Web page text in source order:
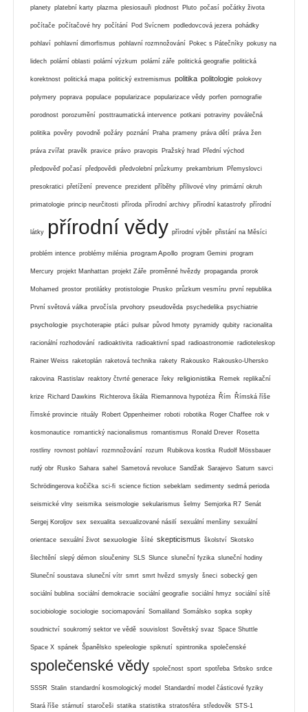
planety platební karty plazma plesiosauři plodnost Pluto počasí počátky života
počítače počítačové hry počítání Pod Svícnem podledovcová jezera pohádky
pohlaví pohlavní dimorfismus pohlavní rozmnožování Pokec s Pátečníky pokusy na
lidech polární oblasti polární výzkum polární záře politická geografie politická
korektnost politická mapa politický extremismus politika politologie polokovy
polymery poprava populace popularizace popularizace vědy porfen pornografie
porodnost porozumění posttraumatická intervence potkani potraviny poválečná
politika pověry povodně požáry poznání Praha prameny práva dětí práva žen
práva zvířat pravěk pravice právo pravopis Pražský hrad Přední východ
předpověď počasí předpovědi předvolební průzkumy prekambrium Přemyslovci
presokratici přetížení prevence prezident příběhy přílivové vlny primární okruh
primatologie princip neurčitosti příroda přírodní archivy přírodní katastrofy přírodní
látky přírodní vědy přírodní výběr přistání na Měsíci
problém intence problémy milénia program Apollo program Gemini program
Mercury projekt Manhattan projekt Záře proměnné hvězdy propaganda prorok
Mohamed prostor protilátky protistologie Prusko průzkum vesmíru první republika
První světová válka prvočísla prvohory pseudověda psychedelika psychiatrie
psychologie psychoterapie ptáci pulsar původ hmoty pyramidy qubity racionalita
racionální rozhodování radioaktivita radioaktivní spad radioastronomie radioteleskop
Rainer Weiss raketoplán raketová technika rakety Rakousko Rakousko-Uhersko
rakovina Rastislav reaktory čtvrté generace řeky religionistika Remek replikační
krize Richard Dawkins Richterova škála Riemannova hypotéza Řím Římská říše
římské provincie rituály Robert Oppenheimer roboti robotika Roger Chaffee rok v
kosmonautice romantický nacionalismus romantismus Ronald Drever Rosetta
rostliny rovnost pohlaví rozmnožování rozum Rubikova kostka Rudolf Mössbauer
rudý obr Rusko Sahara sahel Sametová revoluce Sandžak Sarajevo Saturn savci
Schrödingerova kočička sci-fi science fiction sebeklam sedimenty sedmá perioda
seismické vlny seismika seismologie sekularismus šelmy Semjorka R7 Senát
Sergej Koroljov sex sexualita sexualizované násilí sexuální menšiny sexuální
orientace sexuální život sexuologie šíité skepticismus školství Skotsko
šlechtění slepý démon sloučeniny SLS Slunce sluneční fyzika sluneční hodiny
Sluneční soustava sluneční vítr smrt smrt hvězd smysly šneci sobecký gen
sociální bublina sociální demokracie sociální geografie sociální hmyz sociální sítě
sociobiologie sociologie sociomapování Somaliland Somálsko sopka sopky
soudnictví soukromý sektor ve vědě souvislost Sovětský svaz Space Shuttle
Space X spánek Španělsko speleologie spiknutí spintronika společenské
společenské vědy společnost sport spotřeba Srbsko srdce
SSSR Stalin standardní kosmologický model Standardní model částicové fyziky
Stará říše stárnutí staročeši statika statistika stratosféra středověk STS-1